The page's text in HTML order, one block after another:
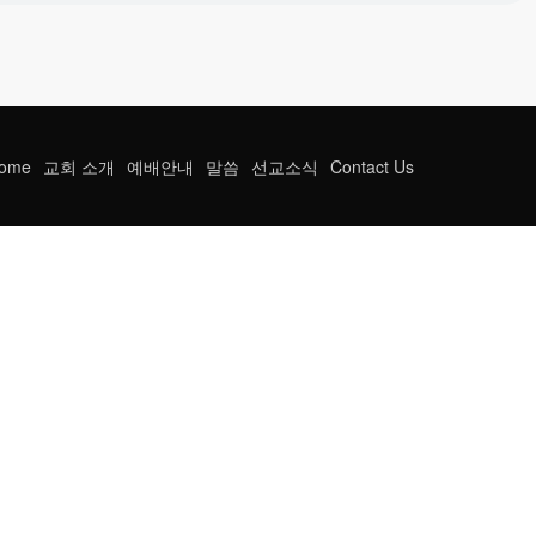
교회 소개 예배안내 말씀 선교소식 Contact Us